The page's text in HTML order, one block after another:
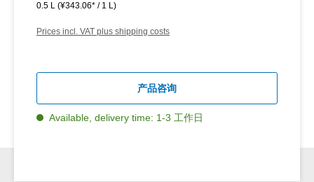
0.5 L (¥343.06* / 1 L)
Prices incl. VAT plus shipping costs
产品咨询
Available, delivery time: 1-3 工作日